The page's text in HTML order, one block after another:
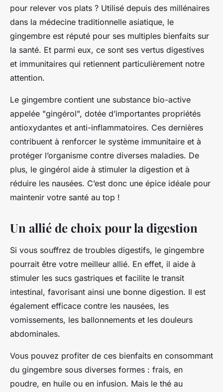
pour relever vos plats ? Utilisé depuis des millénaires
dans la médecine traditionnelle asiatique, le
gingembre est réputé pour ses multiples bienfaits sur
la santé. Et parmi eux, ce sont ses vertus digestives
et immunitaires qui retiennent particulièrement notre
attention.
Le gingembre contient une substance bio-active
appelée "gingérol", dotée d’importantes propriétés
antioxydantes et anti-inflammatoires. Ces dernières
contribuent à renforcer le système immunitaire et à
protéger l’organisme contre diverses maladies. De
plus, le gingérol aide à stimuler la digestion et à
réduire les nausées. C’est donc une épice idéale pour
maintenir votre santé au top !
Un allié de choix pour la digestion
Si vous souffrez de troubles digestifs, le gingembre
pourrait être votre meilleur allié. En effet, il aide à
stimuler les sucs gastriques et facilite le transit
intestinal, favorisant ainsi une bonne digestion. Il est
également efficace contre les nausées, les
vomissements, les ballonnements et les douleurs
abdominales.
Vous pouvez profiter de ces bienfaits en consommant
du gingembre sous diverses formes : frais, en
poudre, en huile ou en infusion. Mais le thé au